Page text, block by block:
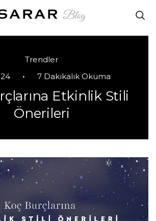
Trendler
• 7 Dakikalık Okuma
Etkinlik Stili
Önerileri